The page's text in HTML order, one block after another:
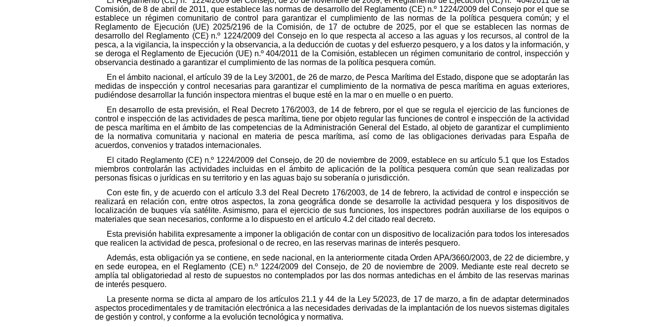
Comisión, de 8 de abril de 2011, que establece las normas de desarrollo del Reglamento (CE) n.º 1224/2009 del Consejo por el que se
establece un régimen comunitario de control para garantizar el cumplimiento de las normas de la política pesquera común; y el
Reglamento de Ejecución (UE) 2025/2196 de la Comisión, de 17 de octubre de 2025, por el que se establecen las normas de
desarrollo del Reglamento (CE) n.º 1224/2009 del Consejo en lo que respecta al acceso a las aguas y los recursos, al control de la
pesca, a la vigilancia, la inspección y la observancia, a la deducción de cuotas y del esfuerzo pesquero, y a los datos y la información, y
se deroga el Reglamento de Ejecución (UE) n.º 404/2011 de la Comisión, establecen un régimen comunitario de control, inspección y
observancia destinado a garantizar el cumplimiento de las normas de la política pesquera común.
En el ámbito nacional, el artículo 39 de la Ley 3/2001, de 26 de marzo, de Pesca Marítima del Estado, dispone que se adoptarán las
medidas de inspección y control necesarias para garantizar el cumplimiento de la normativa de pesca marítima en aguas exteriores,
pudiéndose desarrollar la función inspectora mientras el buque esté en la mar o en muelle o en puerto.
En desarrollo de esta previsión, el Real Decreto 176/2003, de 14 de febrero, por el que se regula el ejercicio de las funciones de
control e inspección de las actividades de pesca marítima, tiene por objeto regular las funciones de control e inspección de la actividad
de pesca marítima en el ámbito de las competencias de la Administración General del Estado, al objeto de garantizar el cumplimiento
de la normativa comunitaria y nacional en materia de pesca marítima, así como de las obligaciones derivadas para España de
acuerdos, convenios y tratados internacionales.
El citado Reglamento (CE) n.º 1224/2009 del Consejo, de 20 de noviembre de 2009, establece en su artículo 5.1 que los Estados
miembros controlarán las actividades incluidas en el ámbito de aplicación de la política pesquera común que sean realizadas por
personas físicas o jurídicas en su territorio y en las aguas bajo su soberanía o jurisdicción.
Con este fin, y de acuerdo con el artículo 3.3 del Real Decreto 176/2003, de 14 de febrero, la actividad de control e inspección se
realizará en relación con, entre otros aspectos, la zona geográfica donde se desarrolle la actividad pesquera y los dispositivos de
localización de buques vía satélite. Asimismo, para el ejercicio de sus funciones, los inspectores podrán auxiliarse de los equipos o
materiales que sean necesarios, conforme a lo dispuesto en el artículo 4.2 del citado real decreto.
Esta previsión habilita expresamente a imponer la obligación de contar con un dispositivo de localización para todos los interesados
que realicen la actividad de pesca, profesional o de recreo, en las reservas marinas de interés pesquero.
Además, esta obligación ya se contiene, en sede nacional, en la anteriormente citada Orden APA/3660/2003, de 22 de diciembre, y
en sede europea, en el Reglamento (CE) n.º 1224/2009 del Consejo, de 20 de noviembre de 2009. Mediante este real decreto se
amplía tal obligatoriedad al resto de supuestos no contemplados por las dos normas antedichas en el ámbito de las reservas marinas
de interés pesquero.
La presente norma se dicta al amparo de los artículos 21.1 y 44 de la Ley 5/2023, de 17 de marzo, a fin de adaptar determinados
aspectos procedimentales y de tramitación electrónica a las necesidades derivadas de la implantación de los nuevos sistemas digitales
de gestión y control, y conforme a la evolución tecnológica y normativa.